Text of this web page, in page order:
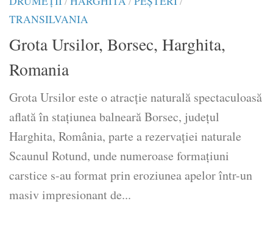
TRANSILVANIA
Grota Ursilor, Borsec, Harghita,
Romania
Grota Ursilor este o atracție naturală spectaculoasă
aflată în stațiunea balneară Borsec, județul
Harghita, România, parte a rezervației naturale
Scaunul Rotund, unde numeroase formațiuni
carstice s-au format prin eroziunea apelor într-un
masiv impresionant de...